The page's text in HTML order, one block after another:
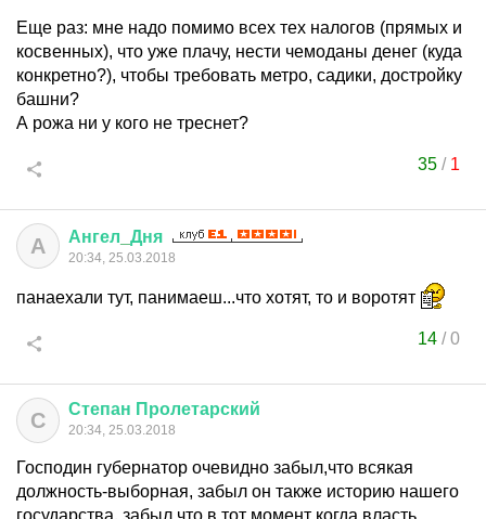
Еще раз: мне надо помимо всех тех налогов (прямых и
косвенных), что уже плачу, нести чемоданы денег (куда
конкретно?), чтобы требовать метро, садики, достройку
башни?
А рожа ни у кого не треснет?
35 / 1
А Ангел Дня
20:34, 25.03.2018
панаехали тут, панимаеш...что хотят, то и воротят
14 /0
С Степан Пролетарский
20:34, 25.03.2018
Господин губернатор очевидно забыл,что всякая
должность-выборная, забыл он также историю нашего
государства, забыл что в тот момент когда власть